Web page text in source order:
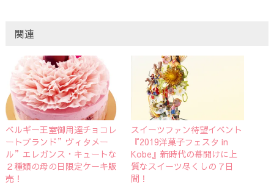
関連
ベルギー王室御用達チョコレ
ートブランド”ヴィタメー
ル”エレガンス・キュートな
２種類の母の日限定ケーキ販
売！
スイーツファン待望イベント
『2019洋菓子フェスタ in
Kobe』新時代の幕開けに上
質なスイーツ尽くしの７日
間！